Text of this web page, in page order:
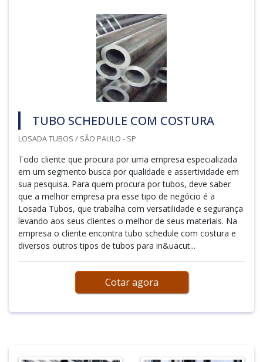
TUBO SCHEDULE COM COSTURA
LOSADA TUBOS / SÃO PAULO - SP
Todo cliente que procura por uma empresa especializada
em um segmento busca por qualidade e assertividade em
sua pesquisa. Para quem procura por tubos, deve saber
que a melhor empresa pra esse tipo de negócio é a
Losada Tubos, que trabalha com versatilidade e segurança
levando aos seus clientes o melhor de seus materiais. Na
empresa o cliente encontra tubo schedule com costura e
diversos outros tipos de tubos para in&uacut...
Cotar agora